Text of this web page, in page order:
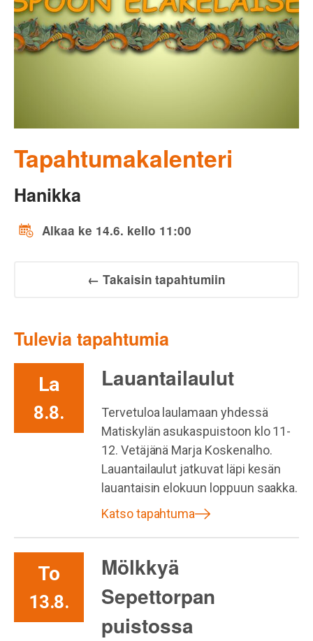
Tapahtumakalenteri
Hanikka
Alkaa ke 14.6. kello 11:00
← Takaisin tapahtumiin
Tulevia tapahtumia
La
8.8.
Lauantailaulut
Tervetuloa laulamaan yhdessä
Matiskylän asukaspuistoon klo 11-
12. Vetäjänä Marja Koskenalho.
Lauantailaulut jatkuvat läpi kesän
lauantaisin elokuun loppuun saakka.
Katso tapahtuma
To
13.8.
Mölkkyä
Sepettorpan
puistossa